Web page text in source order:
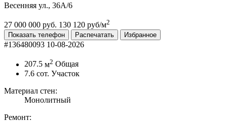
Весенняя ул., 36А/6
27 000 000 руб. 130 120 руб/м2
Показать телефон
Распечатать Избранное
#136480093 10-08-2026
207.5 м2 Общая
7.6 сот. Участок
Материал стен:
Монолитный
Ремонт: